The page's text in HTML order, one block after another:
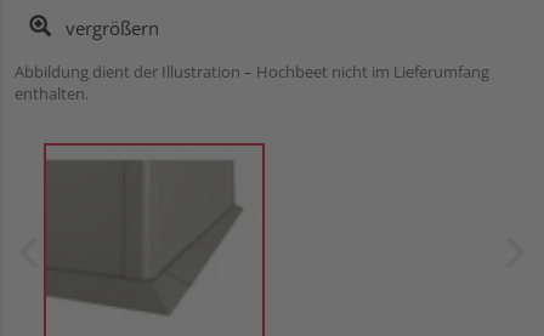
vergrößern
Abbildung dient der Illustration – Hochbeet nicht im Lieferumfang
enthalten.